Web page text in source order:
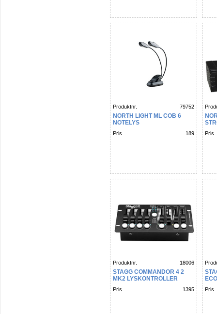
Produktnr. 79752
NORTH LIGHT ML COB 6
NOTELYS
Pris 189 Pris
Produktnr. 18006
STAGG COMMANDOR 4 2
MK2 LYSKONTROLLER
Pris 1395 Pris